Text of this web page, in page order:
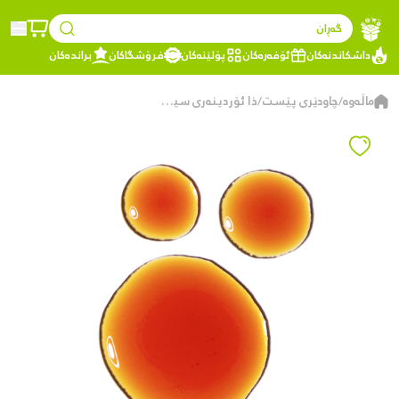
گەڕان
داشکاندنەکان
ئۆفەرەکان پۆلێنەکان فرۆشگاکان براندەکان
ماڵەوە/چاودێری پێست/ ذا ئۆردینەری سیرۆمی پیکنۆجینۆڵ ٥٪ – دژە ئۆکسیدەری بەهێز – ١٥ مل